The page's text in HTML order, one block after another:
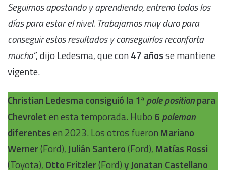
Seguimos apostando y aprendiendo, entreno todos los
días para estar el nivel. Trabajamos muy duro para
conseguir estos resultados y conseguirlos reconforta
mucho”, dijo Ledesma, que con47 añosse mantiene
vigente.
Christian Ledesma consiguió la 1ªpole positionpara
Chevroleten esta temporada. Hubo 6 poleman
diferentesen 2023. Los otros fueron Mariano
Werner(Ford), Julián Santero(Ford), Matías Rossi
(Toyota), Otto Fritzler(Ford)y Jonatan Castellano